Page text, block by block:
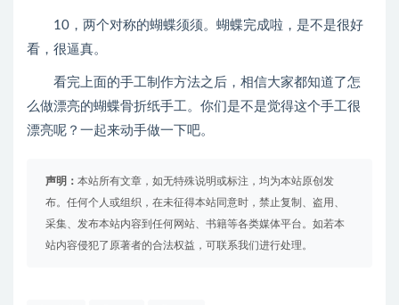
10，两个对称的蝴蝶须须。蝴蝶完成啦，是不是很好
看，很逼真。
看完上面的手工制作方法之后，相信大家都知道了怎
么做漂亮的蝴蝶骨折纸手工。你们是不是觉得这个手工很
漂亮呢？一起来动手做一下吧。
声明： 本站所有文章，如无特殊说明或标注，均为本站原创发
布。任何个人或组织，在未征得本站同意时，禁止复制、盗用、
采集、发布本站内容到任何网站、书籍等各类媒体平台。如若本
站内容侵犯了原著者的合法权益，可联系我们进行处理。